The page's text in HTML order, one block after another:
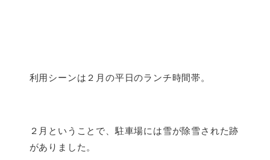
利用シーンは２月の平日のランチ時間帯。
２月ということで、駐車場には雪が除雪された跡
がありました。